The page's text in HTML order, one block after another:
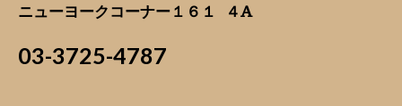
ニューヨークコーナー１６１ ４A
03-3725-4787